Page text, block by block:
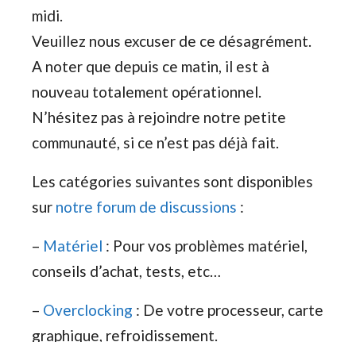
midi.
Veuillez nous excuser de ce désagrément.
A noter que depuis ce matin, il est à
nouveau totalement opérationnel.
N’hésitez pas à rejoindre notre petite
communauté, si ce n’est pas déjà fait.
Les catégories suivantes sont disponibles
sur notre forum de discussions :
– Matériel : Pour vos problèmes matériel,
conseils d’achat, tests, etc…
– Overclocking : De votre processeur, carte
graphique, refroidissement.